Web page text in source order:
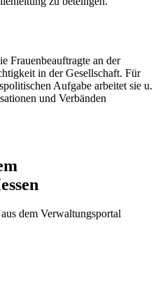
Frauenbeauftragte an der
in der Gesellschaft. Für
Aufgabe arbeitet sie u.
und Verbänden
dem Verwaltungsportal